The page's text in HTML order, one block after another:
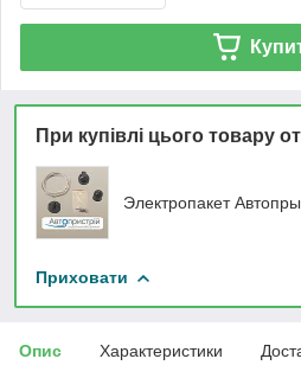
При купівлі цього товару
Электропакет
Приховати
Опис Характеристики